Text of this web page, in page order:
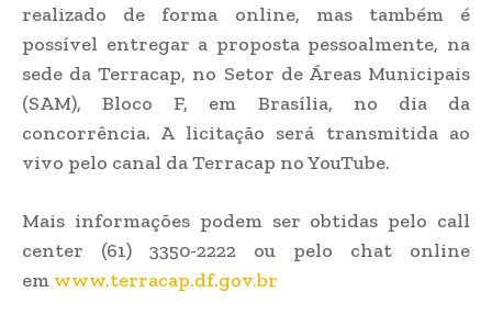
realizado de forma online, mas também é
possível entregar a proposta pessoalmente, na
sede da Terracap, no Setor de Áreas Municipais
(SAM), Bloco F, em Brasília, no dia da
concorrência. A licitação será transmitida ao
vivo pelo canal da Terracap no YouTube.
Mais informações podem ser obtidas pelo call
center (61) 3350-2222 ou pelo chat online
em www.terracap.df.gov.br